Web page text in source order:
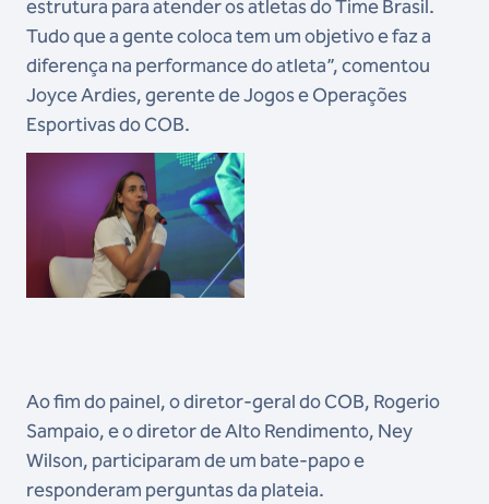
estrutura para atender os atletas do Time Brasil.
Tudo que a gente coloca tem um objetivo e faz a
diferença na performance do atleta”, comentou
Joyce Ardies, gerente de Jogos e Operações
Esportivas do COB.
Ao fim do painel, o diretor-geral do COB, Rogerio
Sampaio, e o diretor de Alto Rendimento, Ney
Wilson, participaram de um bate-papo e
responderam perguntas da plateia.